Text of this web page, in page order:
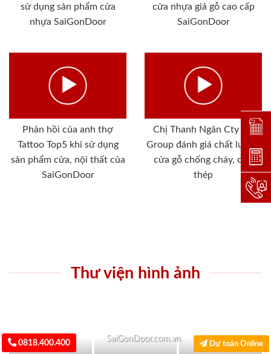
sử dụng sản phẩm cửa
nhựa SaiGonDoor
cửa nhựa giả gỗ cao cấp
SaiGonDoor
Phản hồi của anh thợ
Tattoo Top5 khi sử dụng
sản phẩm cửa, nội thất của
SaiGonDoor
Chị Thanh Ngân Cty SG
Group đánh giá chất lượng
cửa gỗ chống cháy, cửa
thép
Thư viện hình ảnh
SaiGonDoor.com.vn
0818.400.400 Dự toán Online
Đặt
Dự